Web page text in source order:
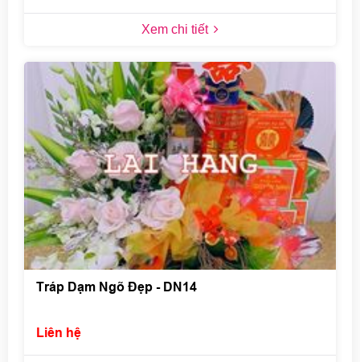
Xem chi tiết
Tráp Dạm Ngõ Đẹp - DN14
Liên hệ